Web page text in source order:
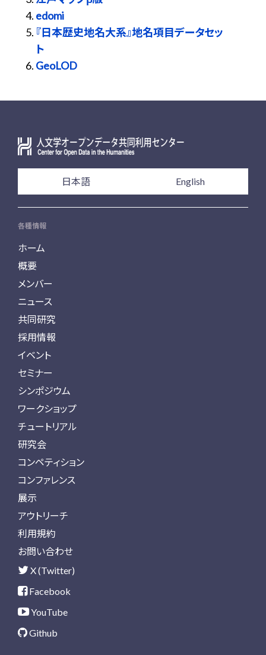
edomi
『日本歴史地名大系』地名項目データセッ
ト
GeoLOD
日本語 English
各種情報
ホーム
概要
メンバー
ニュース
共同研究
採用情報
イベント
セミナー
シンポジウム
ワークショップ
チュートリアル
研究会
コンペティション
コンファレンス
展示
アウトリーチ
利用規約
お問い合わせ
X (Twitter)
Facebook
YouTube
Github